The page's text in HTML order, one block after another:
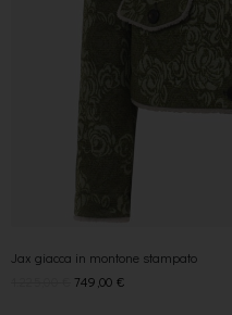
Jax giacca in montone stampato
749,00€